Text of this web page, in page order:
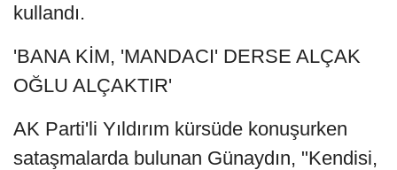
kullandı.
'BANA KİM, 'MANDACI' DERSE ALÇAK
OĞLU ALÇAKTIR'
AK Parti'li Yıldırım kürsüde konuşurken
sataşmalarda bulunan Günaydın, "Kendisi,